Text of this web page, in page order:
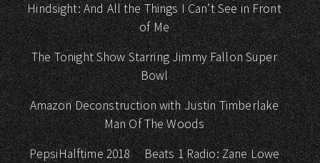
Hindsight: And All the Things I Can’t See in Front
of Me
The Tonight Show Starring Jimmy Fallon Super
Bowl
Amazon Deconstruction with Justin Timberlake
Man Of The Woods
PepsiHalftime 2018
Beats 1 Radio: Zane Lowe